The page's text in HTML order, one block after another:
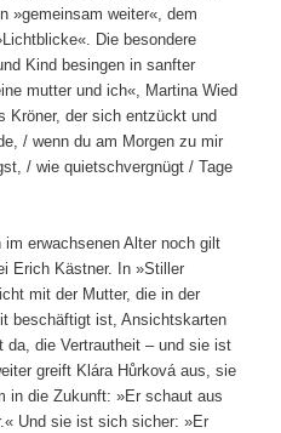
»gemeinsam weiter«, dem
Die besondere
Kind besingen in sanfter
mutter und ich«, Martina Wied
Kröner, der sich entzückt und
/ wenn du am Morgen zu mir
/ wie quietschvergnügt / Tage
im erwachsenen Alter noch gilt
Erich Kästner. In »Stiller
mit der Mutter, die in der
beschäftigt ist, Ansichtskarten
da, die Vertrautheit – und sie ist
greift Klára Hůrková aus, sie
in die Zukunft: »Er schaut aus
Und sie ist sich sicher: »Er